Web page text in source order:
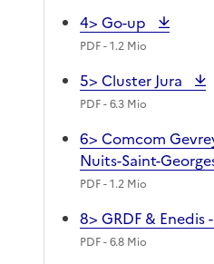
4> Go-up
PDF- 1.2 Mio
5> Cluster Jura
PDF- 6.3 Mio
6> Comcom
Nuits-Saint-
PDF- 1.2 Mio
8> GRDF & Enedis
PDF- 6.8 Mio